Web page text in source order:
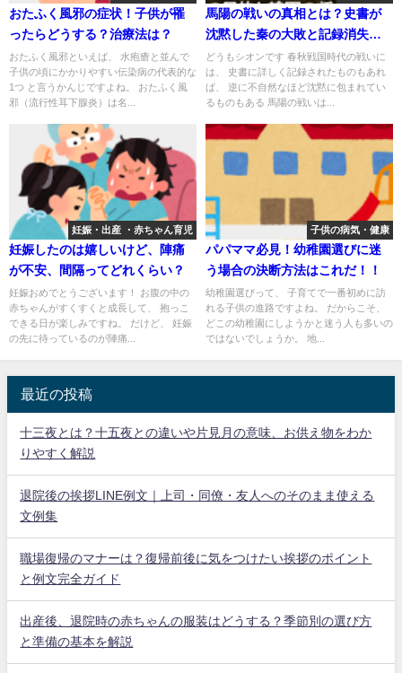
おたふく風邪の症状！子供が罹
ったらどうする？治療法は？
おたふく風邪といえば、 水疱瘡と並んで
子供の頃にかかりやすい伝染病の代表的な
1つ と言うかんじですよね。 おたふく風
邪（流行性耳下腺炎）は名...
馬陽の戦いの真相とは？史書が
沈黙した秦の大敗と記録消失の
謎。なぜ将軍の名まで伏せられ
たのか
どうもシオンです 春秋戦国時代の戦いに
は、 史書に詳しく記録されたものもあれ
ば、 逆に不自然なほど沈黙に包まれてい
るものもある 馬陽の戦いは...
妊娠・出産 ・赤ちゃん育児
妊娠したのは嬉しいけど、陣痛
が不安、間隔ってどれくらい？
妊娠おめでとうございます！ お腹の中の
赤ちゃんがすくすくと成長して、 抱っこ
できる日が楽しみですね。 だけど、 妊娠
の先に待っているのが陣痛...
子供の病気・健康
パパママ必見！幼稚園選びに迷
う場合の決断方法はこれだ！！
幼稚園選びって、 子育てで一番初めに訪
れる子供の進路ですよね。 だからこそ、
どこの幼稚園にしようかと迷う人も多いの
ではないでしょうか。 地...
最近の投稿
十三夜とは？十五夜との違いや片見月の意味、お供え物をわか
りやすく解説
退院後の挨拶LINE例文｜上司・同僚・友人へのそのまま使える
文例集
職場復帰のマナーは？復帰前後に気をつけたい挨拶のポイント
と例文完全ガイド
出産後、退院時の赤ちゃんの服装はどうする？季節別の選び方
と準備の基本を解説